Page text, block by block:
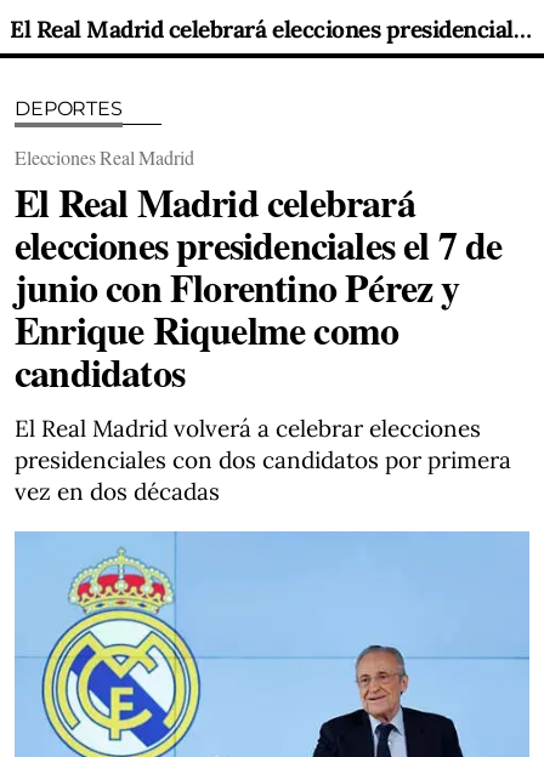
El Real Madrid celebrará elecciones presidenciales el 7 de junio con Florentino Pérez y Enrique Riquelme como candidatos
DEPORTES
Elecciones Real Madrid
El Real Madrid celebrará
elecciones presidenciales el 7 de
junio con Florentino Pérez y
Enrique Riquelme como
candidatos
El Real Madrid volverá a celebrar elecciones
presidenciales con dos candidatos por primera
vez en dos décadas